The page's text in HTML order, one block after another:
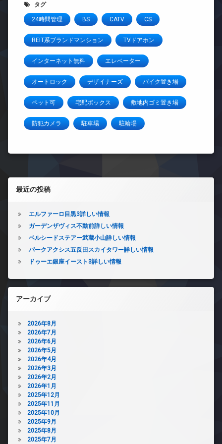
タグ
24時間管理 BS CATV CS
REIT系ブランドマンション TVドアホン
インターネット無料 エレベーター
オートロック デザイナーズ バイク置き場
ペット可 宅配ボックス 敷地内ゴミ置き場
防犯カメラ 駐車場 駐輪場
左サイドバー
最近の投稿
エルファーロ目黒3詳しい情報
ガーデンザヴィス不動前詳しい情報
ベルシードステアー武蔵小山詳しい情報
パークアクシス五反田スカイタワー詳しい情報
ドゥーエ銀座イースト3詳しい情報
アーカイブ
2026年8月
2026年7月
2026年6月
2026年5月
2026年4月
2026年3月
2026年2月
2026年1月
2025年12月
2025年11月
2025年10月
2025年9月
2025年8月
2025年7月